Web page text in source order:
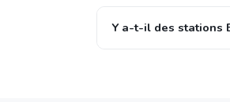
Y a-t-il des stations